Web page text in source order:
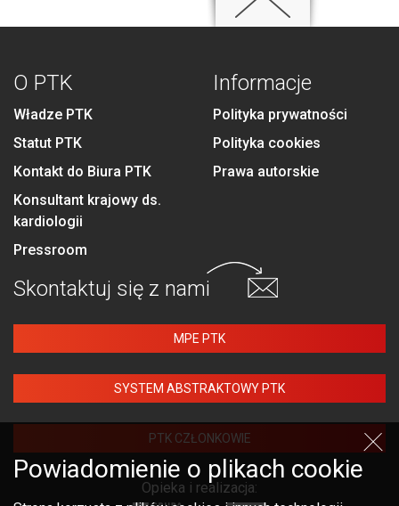
O PTK
Władze PTK
Statut PTK
Kontakt do Biura PTK
Konsultant krajowy ds.
kardiologii
Pressroom
Informacje
Polityka prywatności
Polityka cookies
Prawa autorskie
Skontaktuj się z nami
MPE PTK
SYSTEM ABSTRAKTOWY PTK
PTK CZŁONKOWIE
Opieka i realizacja:
Powiadomienie o plikach cookie